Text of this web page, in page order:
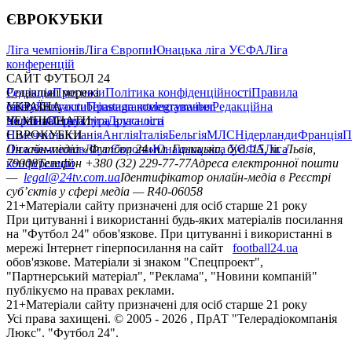
ЄВРОКУБКИ
Ліга чемпіонівЛіга ЄвропиЮнацька ліга УЄФАЛіга
конференцій
САЙТ ФУТБОЛ 24
РедакціяПрогнозиПолітика конфіденційностіПравила
сайтуКонтактиПравила коментуванняРедакційна
політикаСтруктура власності
Соціальні мережі
facebookxyoutubeinstagramtelegramviber
УКРАЇНА
УкраїнаПерша лігаДруга ліга
ЧЕМПІОНАТИ
НімеччинаІспаніяАнгліяІталіяБельгіяМЛСНідерландиФранція
ЄВРОКУБКИ
Ліга чемпіонівЛіга ЄвропиЮнацька ліга УЄФАЛіга
конференцій
Онлайн-медіа «Футбол 24»пл. Галицька, буд. 15, м. Львів,
79008Телефон +380 (32) 229-77-77Адреса електронної пошти
— legal@24tv.com.uaІдентифікатор онлайн-медіа в Реєстрі
суб’єктів у сфері медіа — R40-06058
21+Матеріали сайту призначені для осіб старше 21 року
При цитуванні і використанні будь-яких матеріалів посилання
на "Футбол 24" обов'язкове. При цитуванні і використанні в
мережі Інтернет гіперпосилання на сайт
football24.ua
обов'язкове. Матеріали зі знаком "Спецпроект",
"Партнерський матеріал", "Реклама", "Новини компаній"
публікуємо на правах реклами.
21+Матеріали сайту призначені для осіб старше 21 року
Усi права захищенi. © 2005 - 2026 , ПрАТ "Телерадіокомпанія
Люкс". "Футбол 24".